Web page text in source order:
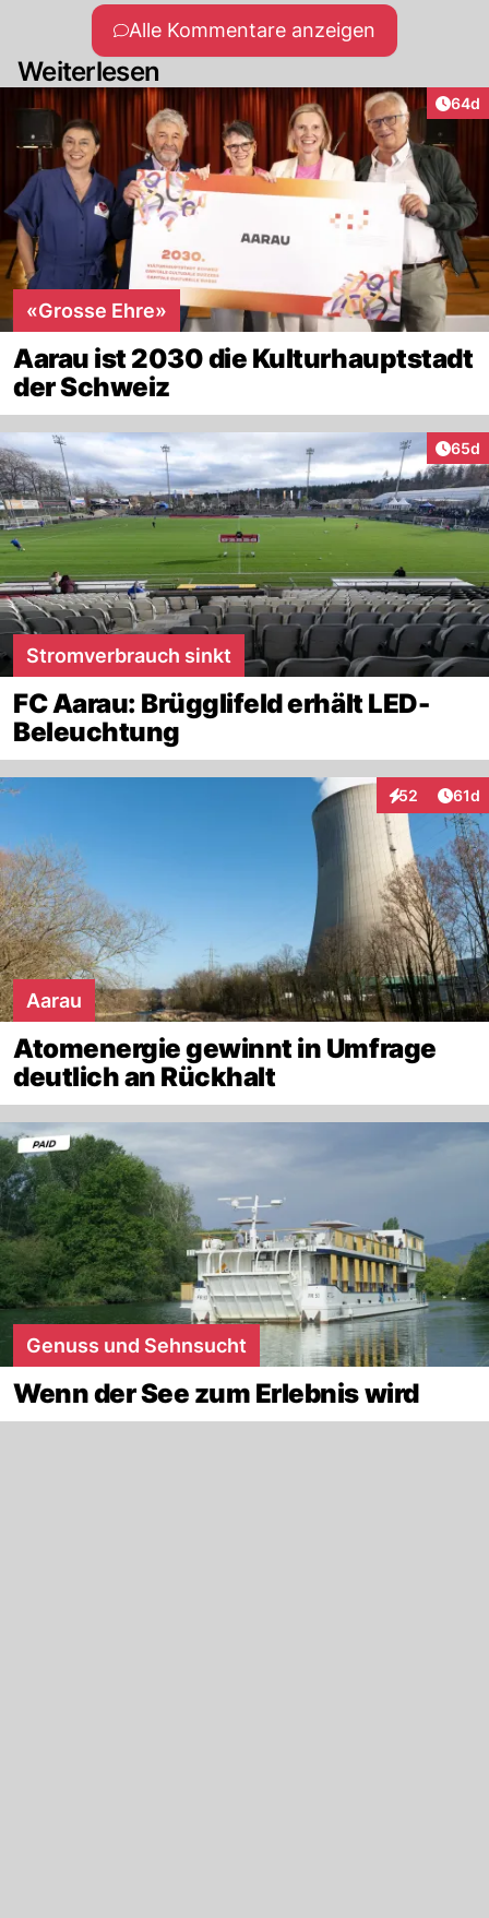
Alle Kommentare anzeigen
Weiterlesen
64d
«Grosse Ehre»
Aarau ist 2030 die Kulturhauptstadt
der Schweiz
65d
Stromverbrauch sinkt
FC Aarau: Brügglifeld erhält LED-
Beleuchtung
52
Interaktionen
61d
Aarau
Atomenergie gewinnt in Umfrage
deutlich an Rückhalt
Genuss und Sehnsucht
Wenn der See zum Erlebnis wird